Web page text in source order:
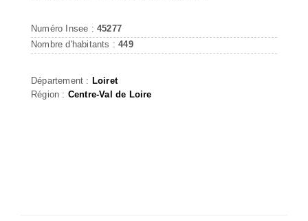
Numéro Insee : 45277
Nombre d'habitants :449
Département : Loiret
Région : Centre-Val de Loire